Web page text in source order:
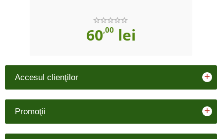
60,00 lei
Accesul clienţilor +
Promoţii +